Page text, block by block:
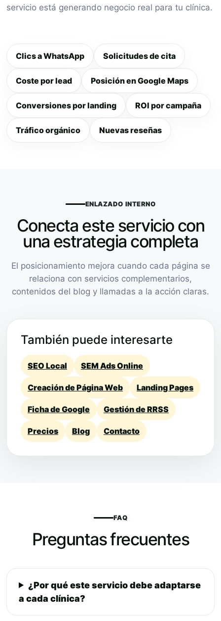
servicio está generando negocio real para tu clínica.
Clics a WhatsApp Solicitudes de cita
Coste por lead Posición en Google Maps
Conversiones por landing ROI por campaña
Tráfico orgánico Nuevas reseñas
ENLAZADO INTERNO
Conecta este servicio con
una estrategia completa
El posicionamiento mejora cuando cada página se
relaciona con servicios complementarios,
contenidos del blog y llamadas a la acción claras.
También puede interesarte
SEO Local SEM Ads Online
Creación de Página Web Landing Pages
Ficha de Google Gestión de RRSS
Precios Blog Contacto
FAQ
Preguntas frecuentes
¿Por qué este servicio debe adaptarse
a cada clínica?